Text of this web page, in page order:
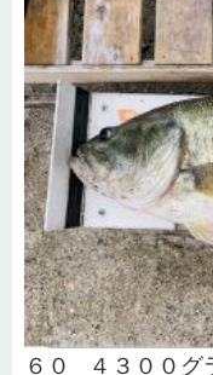
６０ ４３００